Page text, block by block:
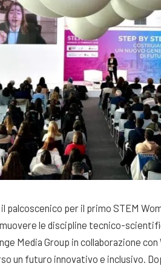
palcoscenico per il primo STEM
le discipline tecnico-
Media Group in collaborazione
un futuro innovativo e inclusivo.